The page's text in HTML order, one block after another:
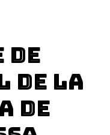
DE
DE LA
DE